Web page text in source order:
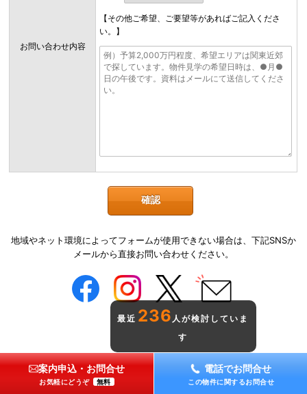
お問い合わせ内容
【その他ご希望、ご要望等があればご記入くださ
い。】
地域やネット環境によってフォームが使用できない場合は、下記SNSか
メールから直接お問い合わせください。
最近 236 人が検討していま
す
案内申込・お問合せ
お気軽にどうぞ 無料
電話でお問合せ
この物件に関するお問合せ